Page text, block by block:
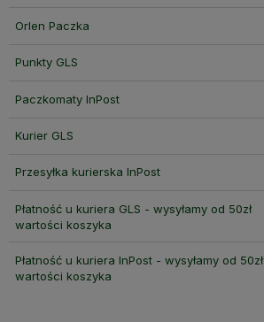
Orlen Paczka
Punkty GLS
Paczkomaty InPost
Kurier GLS
Przesyłka kurierska InPost
Płatność u kuriera GLS - wysyłamy od 50zł
wartości koszyka
Płatność u kuriera InPost - wysyłamy od 50zł
wartości koszyka